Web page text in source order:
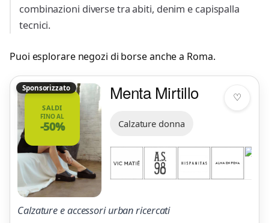
combinazioni diverse tra abiti, denim e capispalla
tecnici.
Puoi esplorare negozi di borse anche a Roma.
Sponsorizzato
♡
SALDI
FINO AL
-50%
Menta Mirtillo
Calzature donna
Calzature e accessori urban ricercati